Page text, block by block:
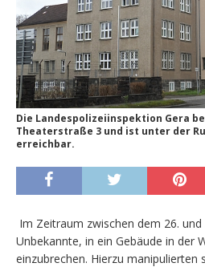
Die Landespolizeiinspektion Gera
Theaterstraße 3 und ist unter der
erreichbar.
Im Zeitraum zwischen dem 26.
Unbekannte, in ein Gebäude in der
einzubrechen. Hierzu manipulierten